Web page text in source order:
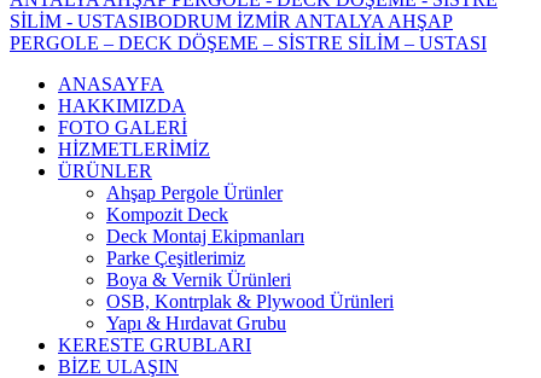
ANASAYFA
HAKKIMIZDA
FOTO GALERİ
HİZMETLERİMİZ
ÜRÜNLER
Ahşap Pergole Ürünler
Kompozit Deck
Deck Montaj Ekipmanları
Parke Çeşitlerimiz
Boya & Vernik Ürünleri
OSB, Kontrplak & Plywood Ürünleri
Yapı & Hırdavat Grubu
KERESTE GRUBLARI
BİZE ULAŞIN